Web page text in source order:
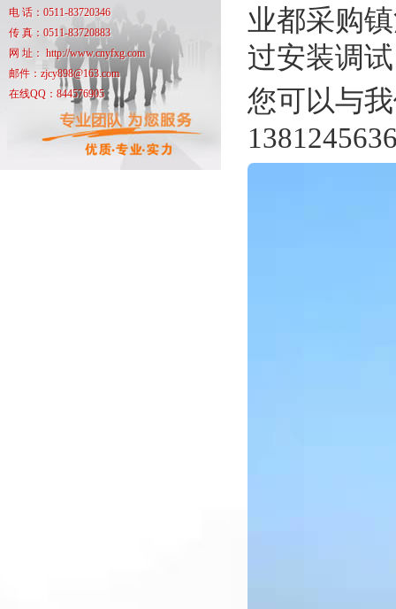
电 话：0511-83720346
传 真：0511-83720883
网 址： http://www.cnyfxg.com
邮件：zjcy898@163.com
在线QQ：844576905
业都采购
过安装调
您可以与